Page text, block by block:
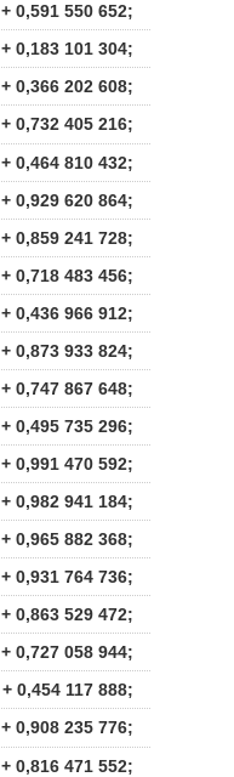
+ 0,591 550 652;
+ 0,183 101 304;
+ 0,366 202 608;
+ 0,732 405 216;
+ 0,464 810 432;
+ 0,929 620 864;
+ 0,859 241 728;
+ 0,718 483 456;
+ 0,436 966 912;
+ 0,873 933 824;
+ 0,747 867 648;
+ 0,495 735 296;
+ 0,991 470 592;
+ 0,982 941 184;
+ 0,965 882 368;
+ 0,931 764 736;
+ 0,863 529 472;
+ 0,727 058 944;
+ 0,454 117 888;
+ 0,908 235 776;
+ 0,816 471 552;